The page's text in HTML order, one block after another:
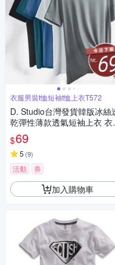
衣服男裝t恤短袖t恤上衣T572
D. Studio台灣發貨韓版冰絲
乾彈性薄款透氣短袖上衣 衣
服 男裝 t恤 短袖t恤 上衣T572
$69
5 (9)
活動 券
加入購物車